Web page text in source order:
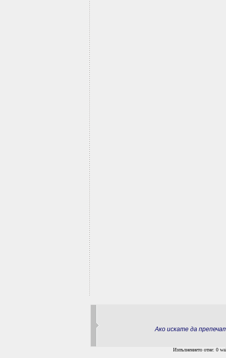
Ако искате да
Изпълнението отне: 0